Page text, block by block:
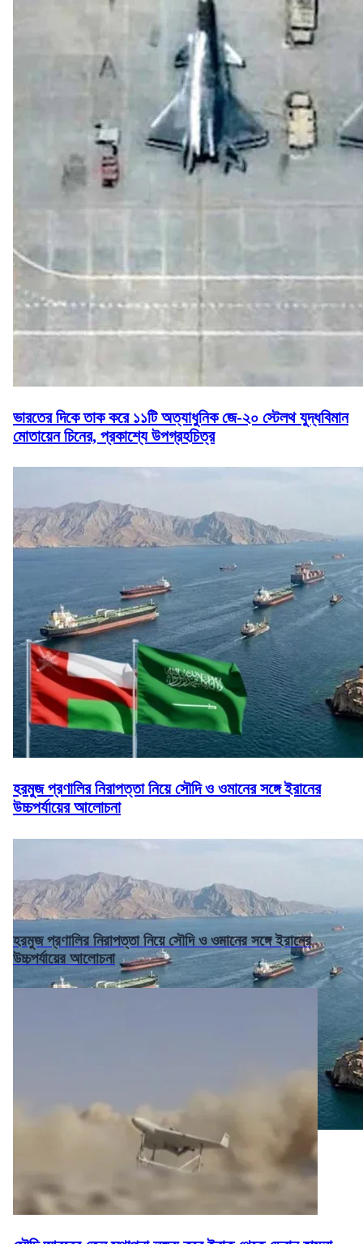
ভারতের দিকে তাক করে ১১টি অত্যাধুনিক জে-২০ স্টেলথ যুদ্ধবিমান
মোতায়েন চিনের, প্রকাশ্যে উপগ্রহচিত্র
হরমুজ প্রণালির নিরাপত্তা নিয়ে সৌদি ও ওমানের সঙ্গে ইরানের
উচ্চপর্যায়ের আলোচনা
হরমুজ প্রণালির নিরাপত্তা নিয়ে সৌদি ও ওমানের সঙ্গে ইরানের
উচ্চপর্যায়ের আলোচনা